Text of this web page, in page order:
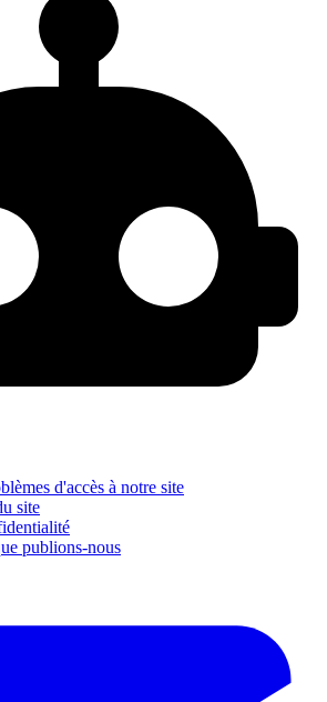
d'accès à notre site
site
publions-nous